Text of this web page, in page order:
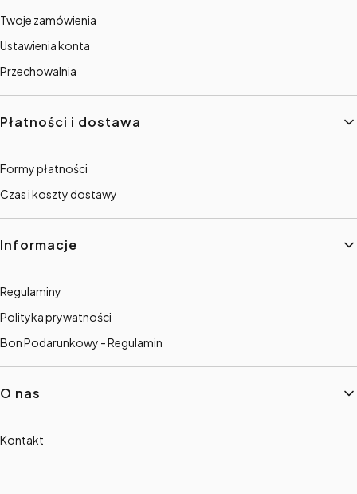
Twoje zamówienia
Ustawienia konta
Przechowalnia
Płatności i dostawa
Formy płatności
Czas i koszty dostawy
Informacje
Regulaminy
Polityka prywatności
Bon Podarunkowy - Regulamin
O nas
Kontakt